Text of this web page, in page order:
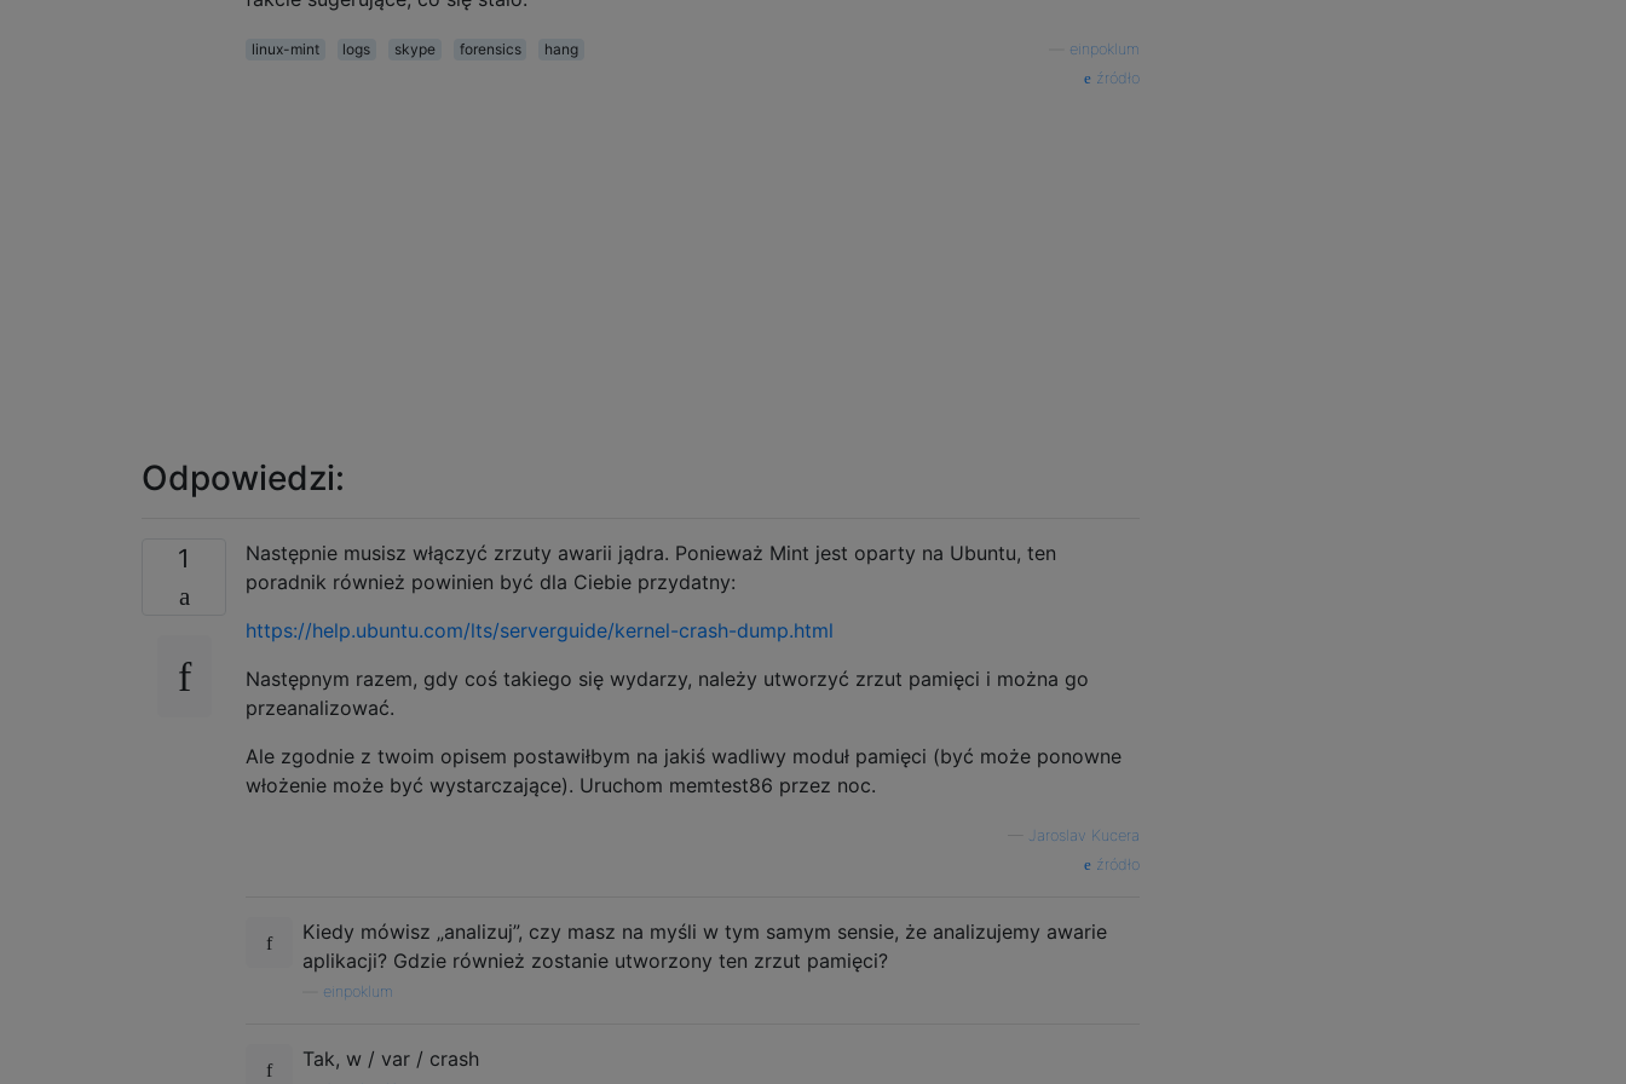
linux-mint logs skype forensics hang
einpoklum
źródło
Odpowiedzi:
1
Następnie musisz włączyć zrzuty awarii jądra. Ponieważ Mint jest oparty na Ubuntu, ten
poradnik również powinien być dla Ciebie przydatny:
https://help.ubuntu.com/lts/serverguide/kernel-crash-dump.html
Następnym razem, gdy coś takiego się wydarzy, należy utworzyć zrzut pamięci i można go
przeanalizować.
Ale zgodnie z twoim opisem postawiłbym na jakiś wadliwy moduł pamięci (być może ponowne
włożenie może być wystarczające). Uruchom memtest86 przez noc.
Jaroslav Kucera
źródło
Kiedy mówisz „analizuj”, czy masz na myśli w tym samym sensie, że analizujemy awarie
aplikacji? Gdzie również zostanie utworzony ten zrzut pamięci?
einpoklum
Tak, w / var / crash